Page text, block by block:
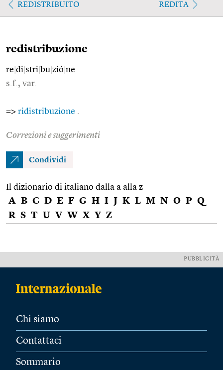
REDISTRIBUITO REDITA
redistribuzione
re di stri bu zió ne
s.f., var.
=> ridistribuzione
Correzioni e suggerimenti
Condividi
Il dizionario di italiano dalla a alla z
A B C D E F G H I J K L M N O P Q
R S T U V W X Y Z
PUBBLICITÀ
Chi siamo
Contattaci
Sommario